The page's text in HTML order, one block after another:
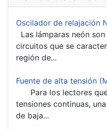
Oscilador de relajación
Las lámparas neón
circuitos que se
región de...
Fuente de alta tensión
Para los lectores que
tensiones continuas,
de baja...